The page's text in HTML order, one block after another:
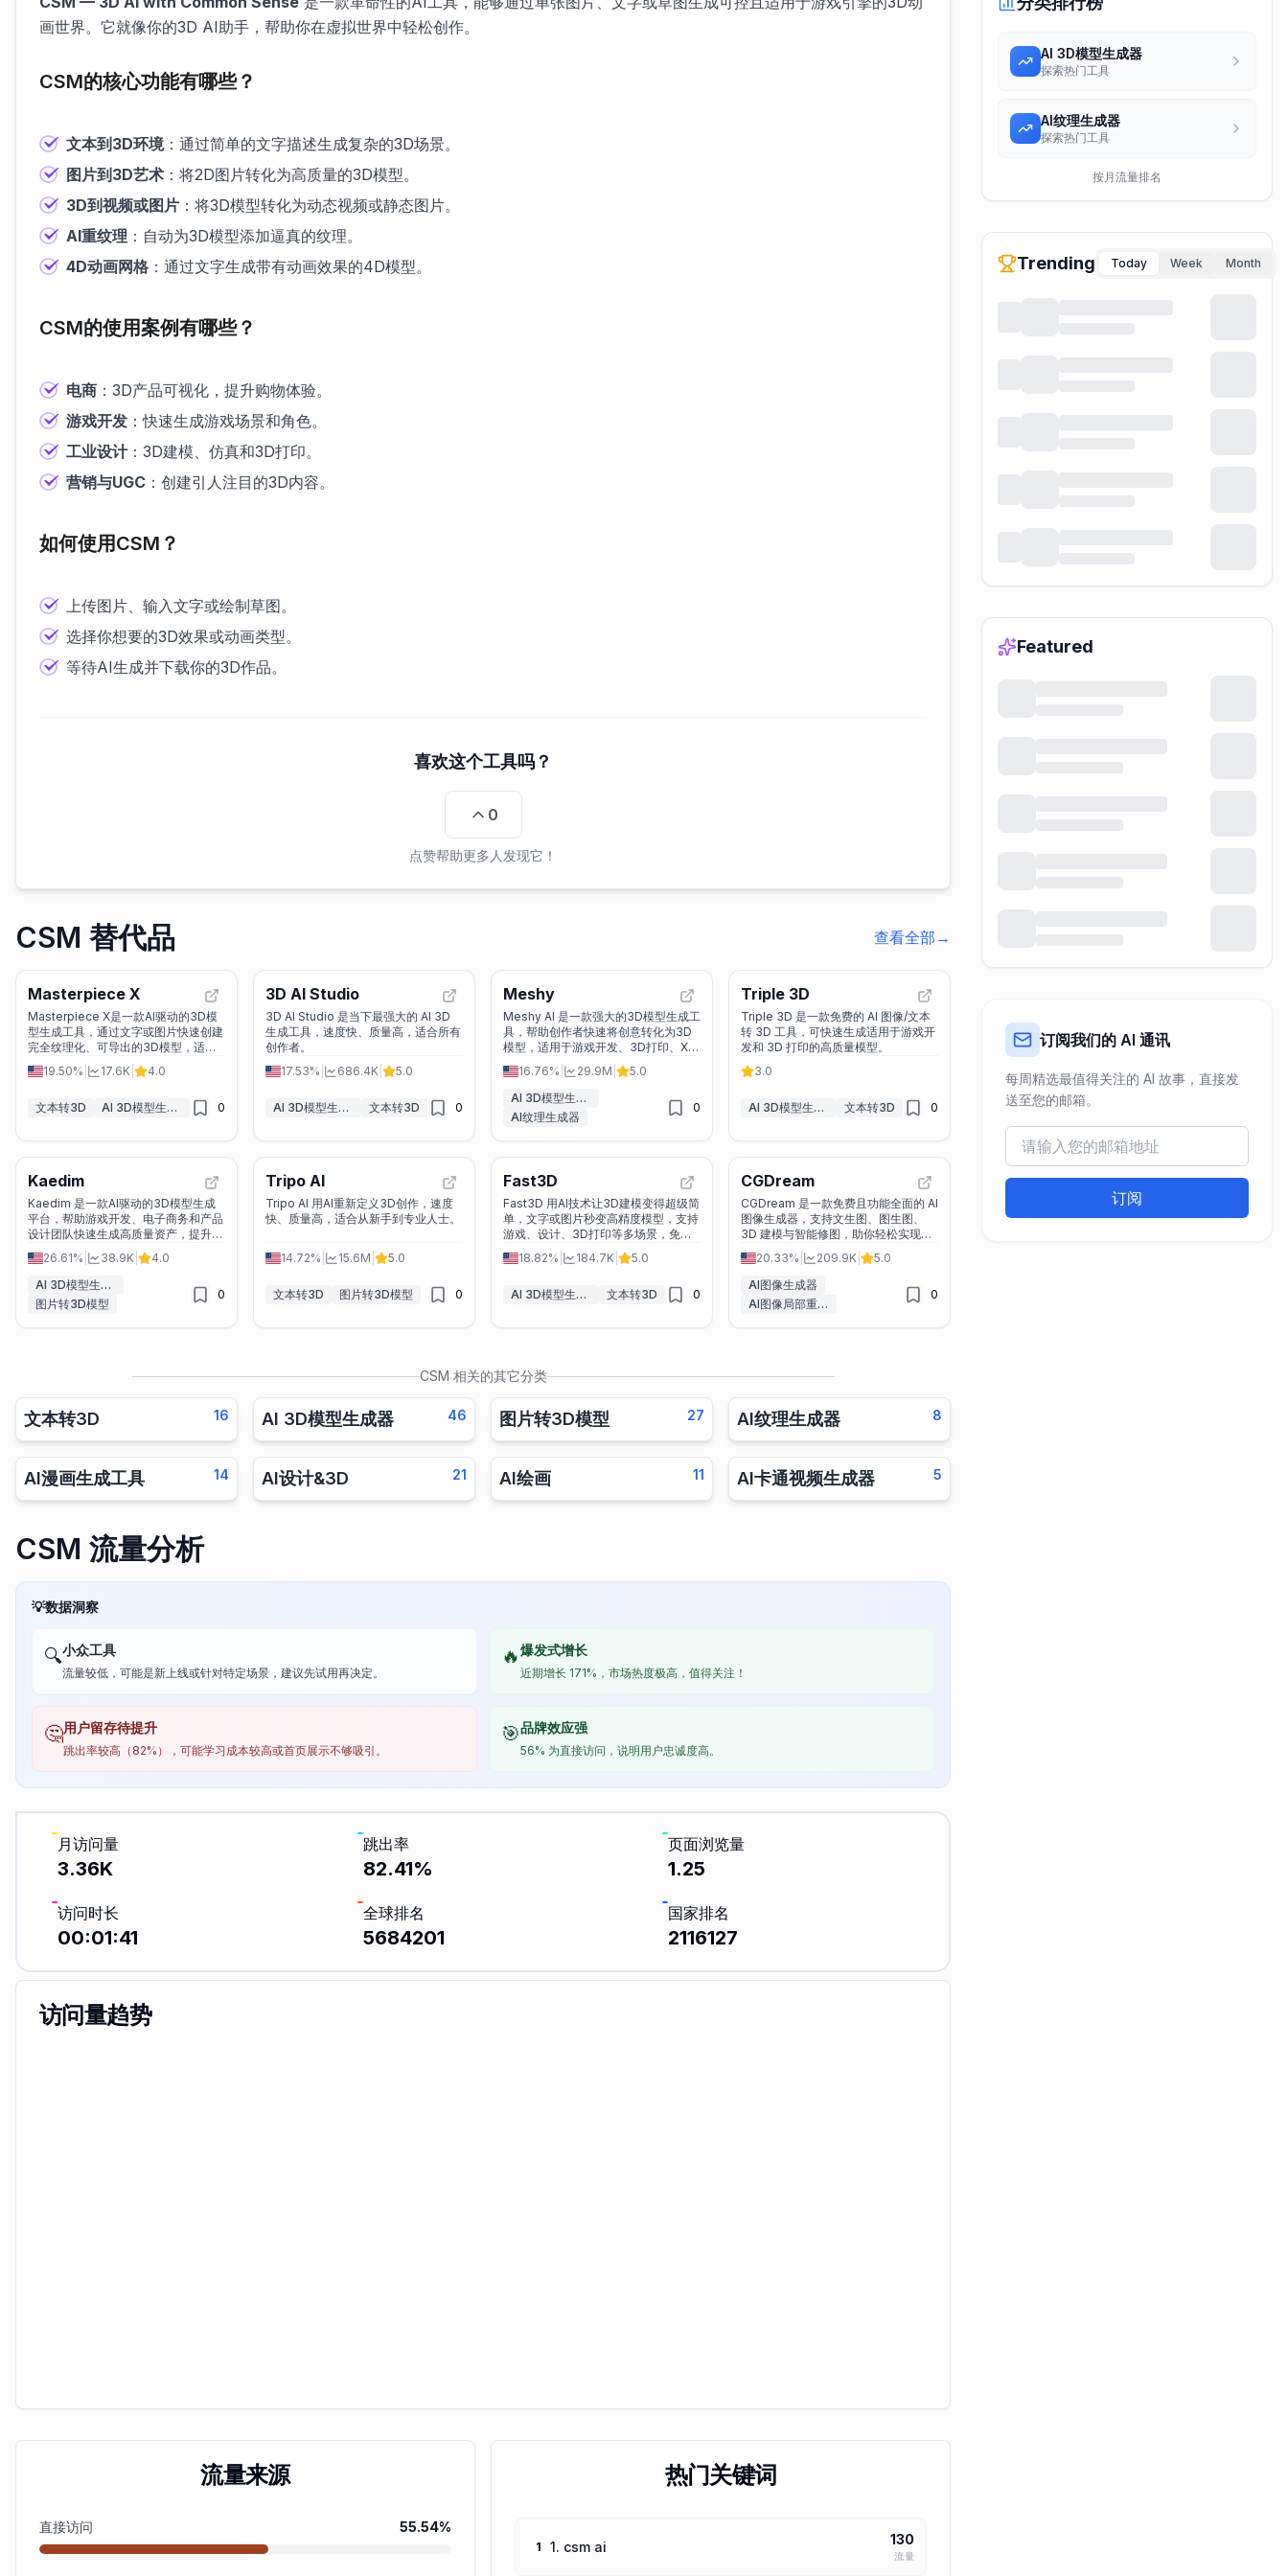
画世界。它就像你的3D AI助手，帮助你在虚拟世界中轻松创作。
CSM的核心功能有哪些？
文本到3D环境：通过简单的文字描述生成复杂的3D场景。
图片到3D艺术 ：将2D图片转化为高质量的3D模型。
3D到视频或图片 ：将3D模型转化为动态视频或静态图片。
AI重纹理 ：自动为3D模型添加逼真的纹理。
4D动画网格 ：通过文字生成带有动画效果的4D模型。
CSM的使用案例有哪些？
电商 ：3D产品可视化，提升购物体验。
游戏开发 ：快速生成游戏场景和角色。
工业设计：3D建模、仿真和3D打印。
营销与UGC ：创建引人注目的3D内容。
如何使用CSM？
上传图片、输入文字或绘制草图。
选择你想要的3D效果或动画类型。
等待AI生成并下载你的3D作品。
喜欢这个工具吗？
0
点赞帮助更多人发现它！
CSM 替代品 查看全部 →
Masterpiece X
Masterpiece X是一款AI驱动的3D模
型生成工具，通过文字或图片快速创建
完全纹理化、可导出的3D模型，适用
于游戏开发、概念可视化和互动体验设
计。19.50% 17.6K 4.0
文本转3D AI 3D模型生成器 0
3D AI Studio
3D AI Studio 是当下最强大的 AI 3D
生成工具，速度快、质量高，适合所有
创作者。
17.53%
686.4K 5.0
AI 3D模型生成器 文本转3D 0
Meshy
Meshy AI 是一款强大的3D模型生成工
具，帮助创作者快速将创意转化为3D
模型，适用于游戏开发、3D打印、XR
创作等多个领域。
16.76% 29.9M
5.0
AI 3D模型生成器
AI纹理生成器
0
Triple 3D
Triple 3D 是一款免费的 AI 图像/文本
转 3D 工具，可快速生成适用于游戏开
发和 3D 打印的高质量模型。
3.0
AI 3D模型生成器 文本转3D 0
Kaedim
Kaedim 是一款AI驱动的3D模型生成
平台，帮助游戏开发、电子商务和产品
设计团队快速生成高质量资产，提升10
倍效率。
26.61% 38.9K
4.0
AI 3D模型生成器
图片转3D模型
0
Tripo AI
Tripo AI 用AI重新定义3D创作，速度
快、质量高，适合从新手到专业人士。
14.72% 15.6M 5.0
文本转3D 图片转3D模型 0
Fast3D
Fast3D 用AI技术让3D建模变得超级简
单，文字或图片秒变高精度模型，支持
游戏、设计、3D打印等多场景，免费
体验一键生成！
18.82% 184.7K 5.0
AI 3D模型生成器 文本转3D 0
CGDream
CGDream 是一款免费且功能全面的 AI
图像生成器，支持文生图、图生图、
3D 建模与智能修图，助你轻松实现创
意可视化。
20.33% 209.9K
5.0
AI图像生成器
AI图像局部重绘工具
0
CSM 相关的其它分类
文本转3D 16 AI 3D模型生成器 46 图片转3D模型 27 AI纹理生成器 8
AI漫画生成工具 14 AI设计&3D 21 AI绘画 11 AI卡通视频生成器 5
CSM 流量分析
💡数据洞察
🔍小众工具
流量较低，可能是新上线或针对特定场景，建议先试用再决定。
🔥爆发式增长
近期增长 171%，市场热度极高，值得关注！
🤔用户留存待提升
跳出率较高（82%），可能学习成本较高或首页展示不够吸引。
🎯品牌效应强
56% 为直接访问，说明用户忠诚度高。
月访问量
3.36K
跳出率
82.41%
页面浏览量
1.25
访问时长
00:01:41
全球排名
5684201
国家排名
2116127
访问量趋势
流量来源
直接访问 55.54%
热门关键词
1 1. csm ai 130
流量
AI 3D模型生成器
探索热门工具
AI纹理生成器
探索热门工具
按月流量排名
Trending Today Week Month
Featured
订阅我们的 AI 通讯
每周精选最值得关注的 AI 故事，直接发
送至您的邮箱。
订阅